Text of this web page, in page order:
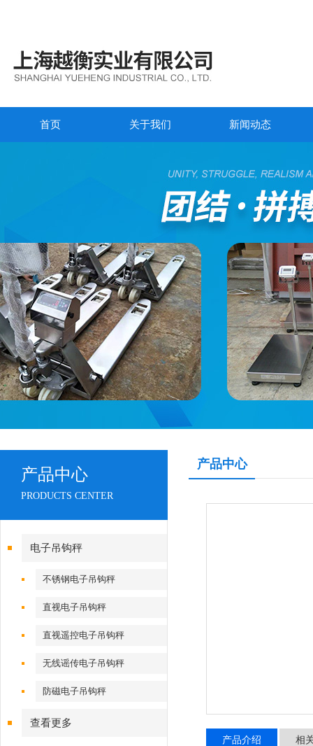
首页 关于我们 新闻动态
产品中心
PRODUCTS CENTER
电子吊钩秤
不锈钢电子吊钩秤
直视电子吊钩秤
直视遥控电子吊钩秤
无线谣传电子吊钩秤
防磁电子吊钩秤
查看更多
产品中心
产品介绍 相